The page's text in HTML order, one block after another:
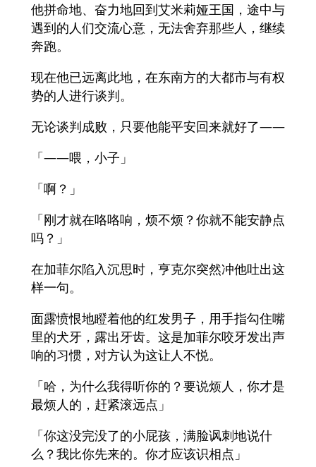
他拼命地、奋力地回到艾米莉娅王国，途中与
遇到的人们交流心意，无法舍弃那些人，继续
奔跑。
现在他已远离此地，在东南方的大都市与有权
势的人进行谈判。
无论谈判成败，只要他能平安回来就好了——
「――喂，小子」
「啊？」
「刚才就在咯咯响，烦不烦？你就不能安静点
吗？」
在加菲尔陷入沉思时，亨克尔突然冲他吐出这
样一句。
面露愤恨地瞪着他的红发男子，用手指勾住嘴
里的犬牙，露出牙齿。这是加菲尔咬牙发出声
响的习惯，对方认为这让人不悦。
「哈，为什么我得听你的？要说烦人，你才是
最烦人的，赶紧滚远点」
「你这没完没了的小屁孩，满脸讽刺地说什
么？我比你先来的。你才应该识相点」